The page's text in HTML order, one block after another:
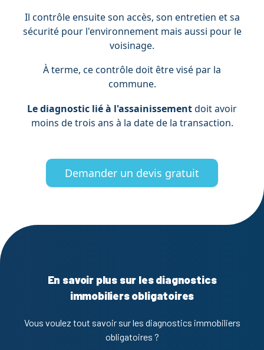
Il contrôle ensuite son accès, son entretien et sa
sécurité pour l'environnement mais aussi pour le
voisinage.
À terme, ce contrôle doit être visé par la
commune.
Le diagnostic lié à l'assainissementdoit avoir
moins de trois ans à la date de la transaction.
Demander un devis gratuit
En savoir plus sur les diagnostics
immobiliers obligatoires
Vous voulez tout savoir sur les diagnostics immobiliers
obligatoires ?